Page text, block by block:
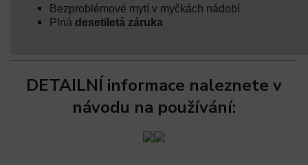
Bezproblémové mytí v myčkách nádobí
Plná desetiletá záruka
DETAILNÍ informace naleznete v
návodu na používání: